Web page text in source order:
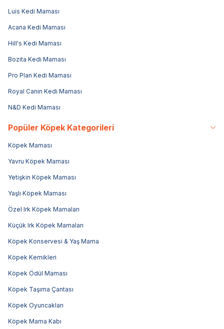
Luis Kedi Maması
Acana Kedi Maması
Hill's Kedi Maması
Bozita Kedi Maması
Pro Plan Kedi Maması
Royal Canin Kedi Maması
N&D Kedi Maması
Popüler Köpek Kategorileri
Köpek Maması
Yavru Köpek Maması
Yetişkin Köpek Maması
Yaşlı Köpek Maması
Özel Irk Köpek Mamaları
Küçük Irk Köpek Mamaları
Köpek Konservesi & Yaş Mama
Köpek Kemikleri
Köpek Ödül Maması
Köpek Taşıma Çantası
Köpek Oyuncakları
Köpek Mama Kabı